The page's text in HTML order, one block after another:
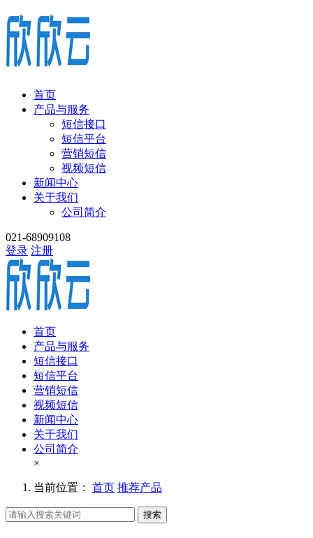
首页
产品与服务
短信接口
短信平台
营销短信
视频短信
新闻中心
关于我们
公司简介
021-68909108
登录 注册
首页
产品与服务
短信接口
短信平台
营销短信
视频短信
新闻中心
关于我们
公司简介
×
当前位置： 首页 推荐产品
搜索